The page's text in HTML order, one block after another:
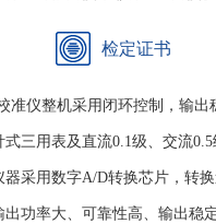
检定证书
准仪整机采用闭环控制，输
三用表及直流0.1级、交流
采用数字A/D转换芯片，转
功率大、可靠性高、输出稳